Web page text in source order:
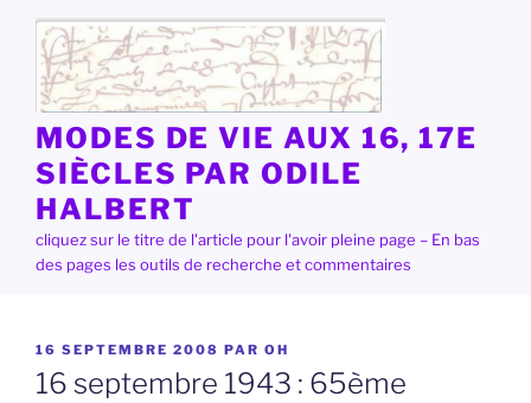
contenu
principal
MODES DE VIE AUX 16, 17E
SIÈCLES PAR ODILE
HALBERT
cliquez sur le titre de l'article pour l'avoir pleine page – En bas
des pages les outils de recherche et commentaires
PUBLIÉ
LE
16 SEPTEMBRE 2008 PAR OH
16 septembre 1943 : 65ème